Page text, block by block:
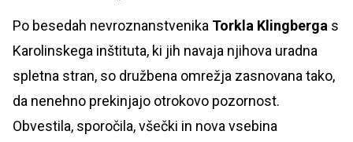
Po besedah nevroznanstvenika Torkla Klingberga s
Karolinskega inštituta, ki jih navaja njihova uradna
spletna stran, so družbena omrežja zasnovana tako,
da nenehno prekinjajo otrokovo pozornost.
Obvestila, sporočila, všečki in nova vsebina